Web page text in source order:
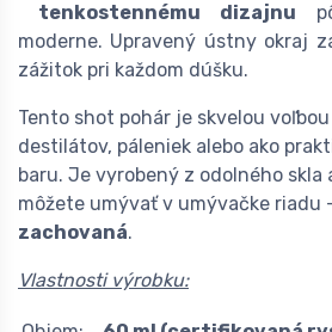
tenkostennému dizajnu
moderne. Upravený ústny okraj
zážitok pri každom dúšku.
Tento shot pohár je skvelou
destilátov, páleniek alebo ako
baru. Je vyrobený z odolného skla
môžete umývať v umývačke riadu
zachovaná.
Vlastnosti výrobku: